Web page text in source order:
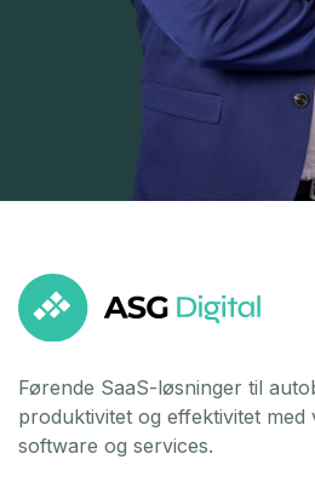
Førende SaaS-løsninger til
produktivitet og effektivitet med
software og services.